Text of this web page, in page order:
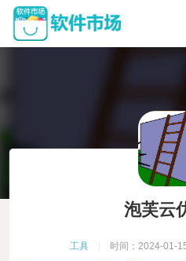
泡芙云
工具 时间：2024-01-